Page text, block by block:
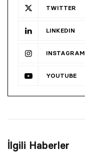
TWITTER
LINKEDIN
INSTAGRAM
YOUTUBE
İlgili Haberler